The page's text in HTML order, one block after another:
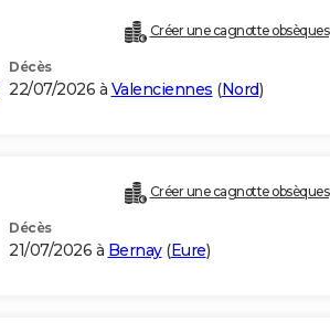
Créer une cagnotte obsèques
Décès
22/07/2026 à Valenciennes (Nord)
Créer une cagnotte obsèques
Décès
21/07/2026 à Bernay(Eure)